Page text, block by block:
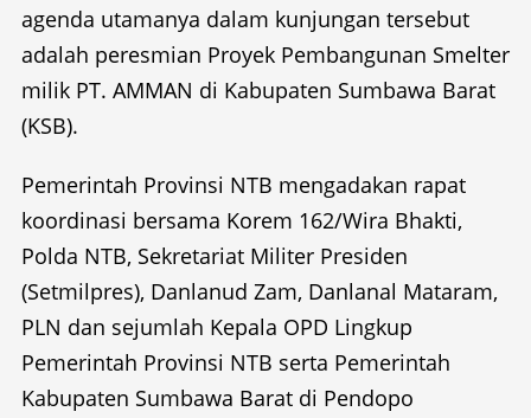
agenda utamanya dalam kunjungan tersebut
adalah peresmian Proyek Pembangunan Smelter
milik PT. AMMAN di Kabupaten Sumbawa Barat
(KSB).
Pemerintah Provinsi NTB mengadakan rapat
koordinasi bersama Korem 162/Wira Bhakti,
Polda NTB, Sekretariat Militer Presiden
(Setmilpres), Danlanud Zam, Danlanal Mataram,
PLN dan sejumlah Kepala OPD Lingkup
Pemerintah Provinsi NTB serta Pemerintah
Kabupaten Sumbawa Barat di Pendopo